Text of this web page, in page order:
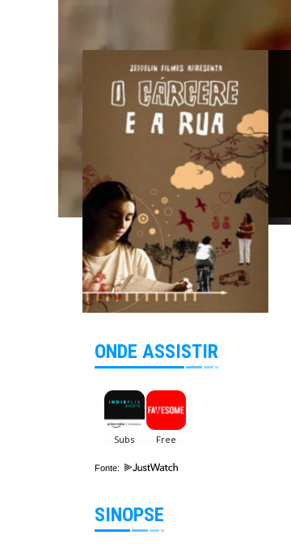
ONDE ASSISTIR
Fonte:
SINOPSE